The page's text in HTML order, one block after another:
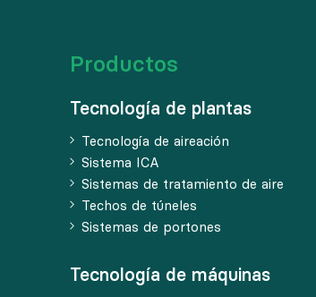
Productos
Tecnología de plantas
Tecnología de aireación
Sistema ICA
Sistemas de tratamiento de aire
Techos de túneles
Sistemas de portones
Tecnología de máquinas